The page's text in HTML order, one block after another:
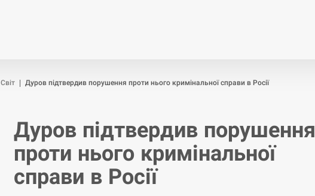
Світ Дуров підтвердив порушення проти нього кримінальної справи в Росії
Дуров підтвердив порушення
проти нього кримінальної
справи в Росії